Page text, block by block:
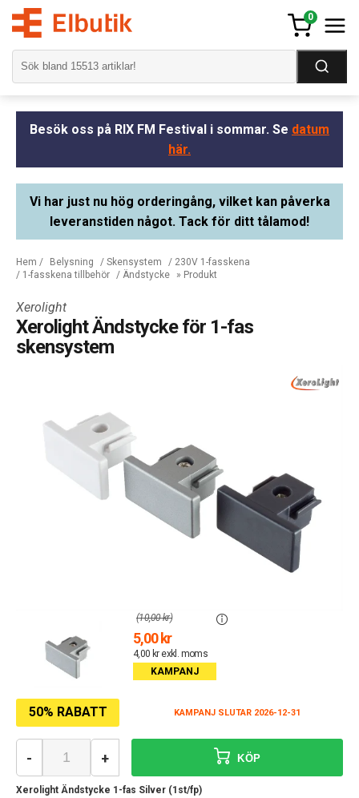
0
Besök oss på RIX FM Festival i sommar. Se datum
här.
Vi har just nu hög orderingång, vilket kan påverka
leveranstiden något. Tack för ditt tålamod!
Hem / Belysning / Skensystem / 230V 1-fasskena
/ 1-fasskena tillbehör / Ändstycke » Produkt
Xerolight
Xerolight Ändstycke för 1-fas
skensystem
50% RABATT KAMPANJ SLUTAR 2026-12-31
5,00 kr
4,00 kr exkl. moms
(10,00 kr)
KAMPANJ
Xerolight Ändstycke 1-fas Silver (1st/fp)
- + KÖP